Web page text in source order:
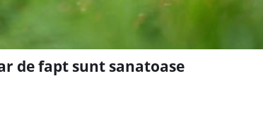
de fapt sunt sanatoase